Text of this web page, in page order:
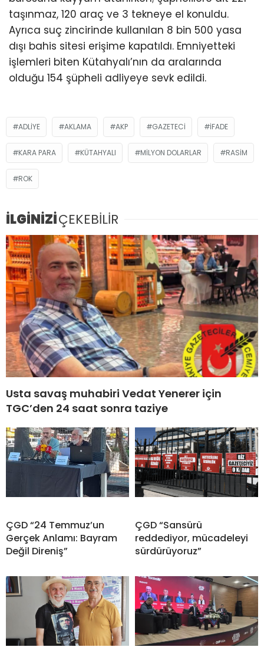
taşınmaz, 120 araç ve 3 tekneye el konuldu.
Ayrıca suç zincirinde kullanılan 8 bin 500 yasa
dışı bahis sitesi erişime kapatıldı. Emniyetteki
işlemleri biten Kütahyalı’nın da aralarında
olduğu 154 şüpheli adliyeye sevk edildi.
ADLIYE AKLAMA AKP GAZETECI IFADE
KARA PARA KÜTAHYALI MILYON DOLARLAR RASIM
ROK
İLGİNİZİÇEKEBİLİR
Usta savaş muhabiri Vedat Yenerer için
TGC’den 24 saat sonra taziye
ÇGD “24 Temmuz’un
Gerçek Anlamı: Bayram
Değil Direniş”
ÇGD “Sansürü
reddediyor, mücadeleyi
sürdürüyoruz”